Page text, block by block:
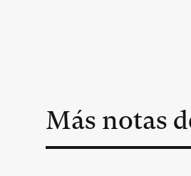
Más notas